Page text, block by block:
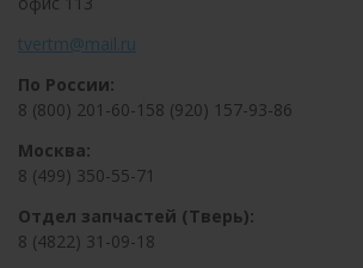
tvertm@mail.ru
По России:
8 (800) 201-60-158 (920) 157-93-86
Москва:
8 (499) 350-55-71
Отдел запчастей (Тверь):
8 (4822) 31-09-18